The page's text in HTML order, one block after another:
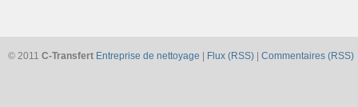
© 2011 C-Transfert Entreprise de nettoyage Flux (RSS) Commentaires (RSS)